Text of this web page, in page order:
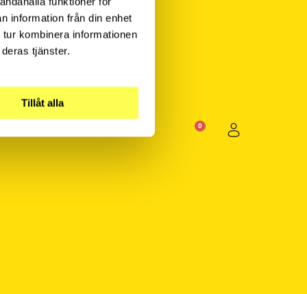
information från din enhet
kombinera informationen
tjänster.
Tillåt alla